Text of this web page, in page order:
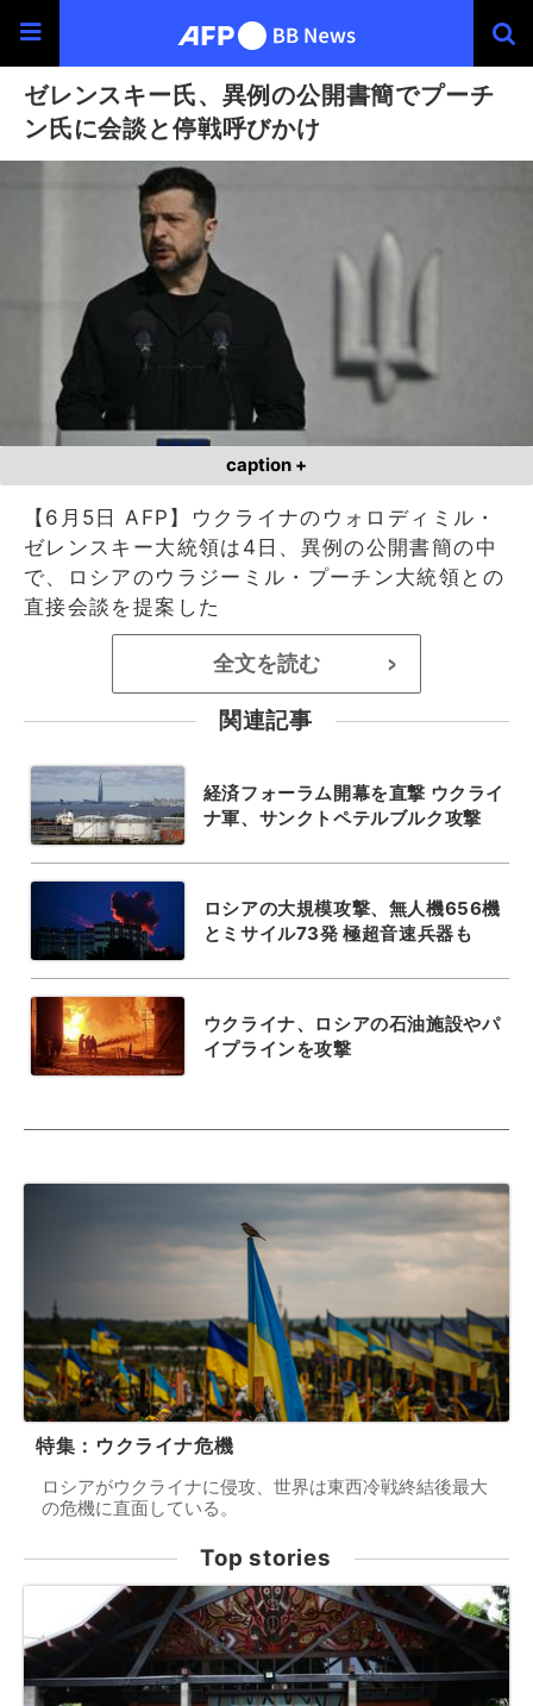
ゼレンスキー氏、異例の公開書簡でプーチ
ン氏に会談と停戦呼びかけ
caption +
【6月5日 AFP】ウクライナのウォロディミル・
ゼレンスキー大統領は4日、異例の公開書簡の中
で、ロシアのウラジーミル・プーチン大統領との
直接会談を提案した
全文を読む >
関連記事
経済フォーラム開幕を直撃 ウクライ
ナ軍、サンクトペテルブルク攻撃
ロシアの大規模攻撃、無人機656機
とミサイル73発 極超音速兵器も
ウクライナ、ロシアの石油施設やパ
イプラインを攻撃
特集：ウクライナ危機
ロシアがウクライナに侵攻、世界は東西冷戦終結後最大
の危機に直面している。
Top stories